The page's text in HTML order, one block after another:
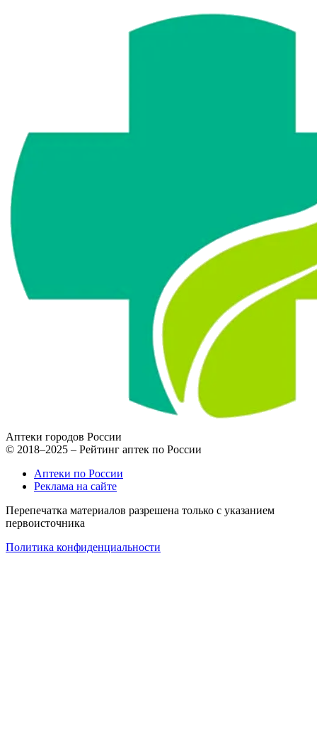
Аптеки городов России
© 2018–2025 – Рейтинг аптек по России
Аптеки по России
Реклама на сайте
Перепечатка материалов разрешена только с указанием
первоисточника
Политика конфиденциальности